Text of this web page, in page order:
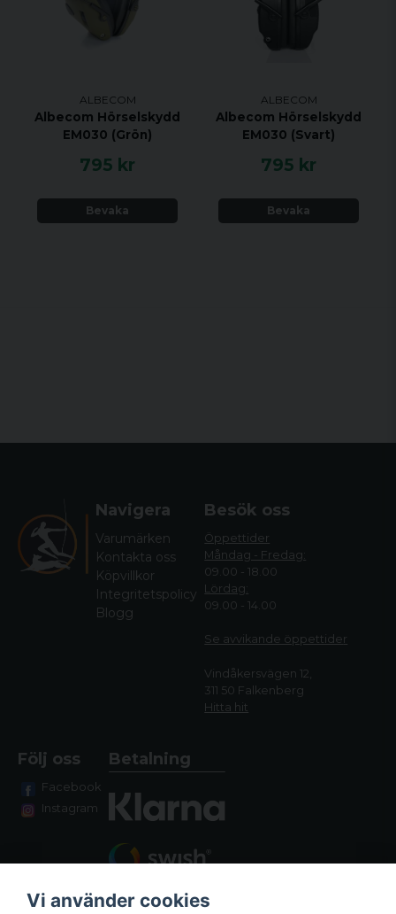
ALBECOM
Albecom Hörselskydd
EM030 (Grön)
795 kr
Bevaka
ALBECOM
Albecom Hörselskydd
EM030 (Svart)
795 kr
Bevaka
Navigera
Varumärken
Kontakta oss
Köpvillkor
Integritetspolicy
Blogg
Besök oss
Öppettider
Måndag - Fredag:
09.00 - 18.00
Lördag:
09.00 - 14.00
Se avvikande öppettider
Vindåkersvägen 12,
311 50 Falkenberg
Hitta hit
Följ oss
Facebook
Instagram
Betalning
Vi använder cookies